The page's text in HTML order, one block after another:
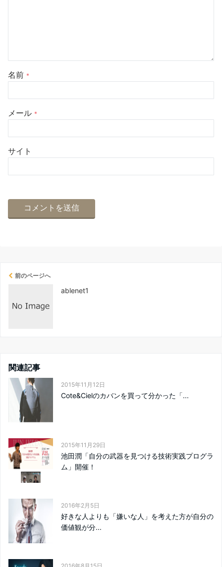
名前 *
メール *
サイト
前のページへ
ablenet1
関連記事
2015年11月12日
Cote&Cielのカバンを買って分かった「...
2015年11月29日
池田潤「自分の武器を見つける技術実践プログラ
ム」開催！
2016年2月5日
好きな人よりも「嫌いな人」を考えた方が自分の
価値観が分...